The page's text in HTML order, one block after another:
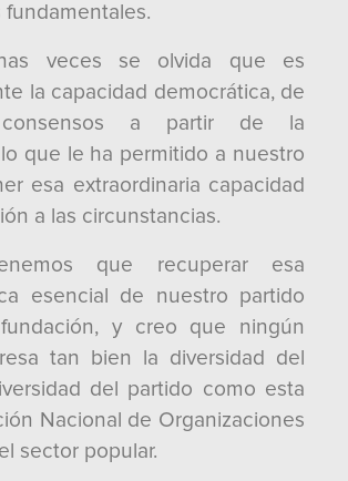
fundamentales.
veces se olvida que es
la capacidad democrática, de
consensos a partir de la
que le ha permitido a nuestro
esa extraordinaria capacidad
a las circunstancias.
que recuperar esa
esencial de nuestro partido
y creo que ningún
tan bien la diversidad del
del partido como esta
Nacional de Organizaciones
sector popular.